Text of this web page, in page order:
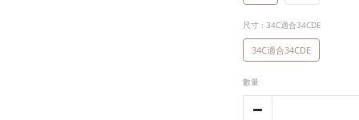
尺寸 : 34C適合34CDE
34C適合34CDE
數量